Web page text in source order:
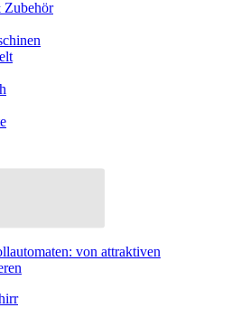
Zubehör
von attraktiven